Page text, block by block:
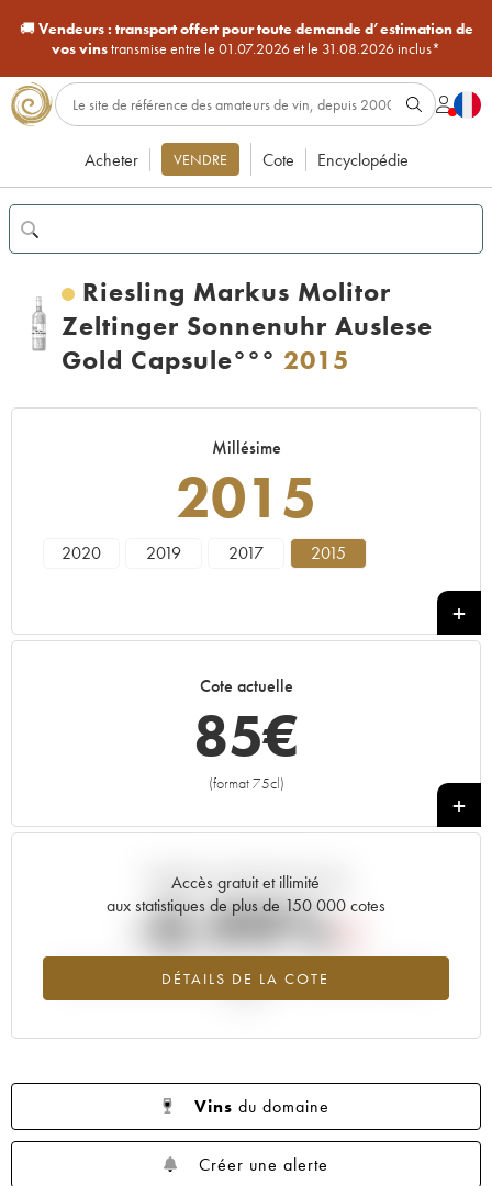
🚚Vendeurs : transport offert pour toute demande d’estimation de
vos vinstransmise entre le 01.07.2026 et le 31.08.2026 inclus*
Acheter VENDRE Cote Encyclopédie
Riesling Markus Molitor
Zeltinger Sonnenuhr Auslese
Gold Capsule°°° 2015
Millésime
2015
2020 2019 2017 2015
Cote actuelle
85€
(format 75cl)
+
Accès gratuit et illimité
aux statistiques de plus de 150 000 cotes
DÉTAILS DE LA COTE
Tendance actuelle de la cote
-0.99%
Tendance à la baisse du millésime 2015 en 2026 par rapport à
Vins du domaine
Créer une alerte